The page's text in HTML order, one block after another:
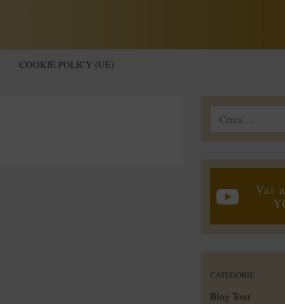
COOKIE POLICY (UE)
Ricerca
Vai
CATEGORIE
Blog Tour